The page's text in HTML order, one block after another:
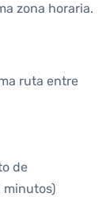
zona horaria.
ruta entre
de
minutos)